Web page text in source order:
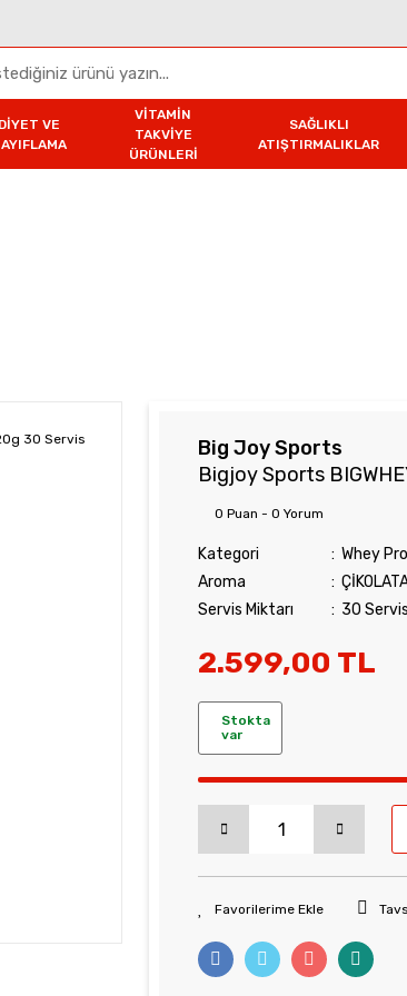
VE
VITAMIN
TAKVIYE
ÜRÜNLERI
SAĞLIKLI
ATIŞTIRMALIKLAR
Big Joy Sports
Bigjoy Sports
0 Puan - 0 Yorum
Kategori Whey
Aroma
Servis Miktarı
30 Servis
2.599,00 TL
Stokta
var